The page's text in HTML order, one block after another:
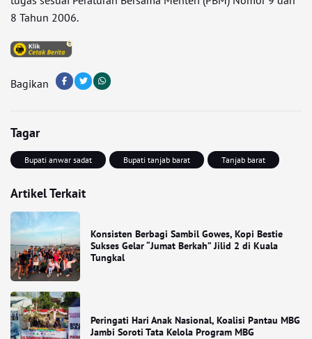
8 Tahun 2006.
Bagikan
Tagar
Bupati anwar sadat Bupati tanjab barat Tanjab barat
Artikel Terkait
Konsisten Berbagi Sambil Gowes, Kopi Bestie
Sukses Gelar “Jumat Berkah” Jilid 2 di Kuala
Tungkal
Peringati Hari Anak Nasional, Koalisi Pantau MBG
Jambi Soroti Tata Kelola Program MBG